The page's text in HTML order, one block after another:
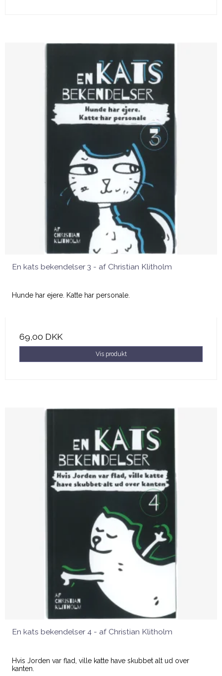
En kats bekendelser 3 - af Christian Klitholm
Hunde har ejere. Katte har personale.
69,00 DKK
Vis produkt
En kats bekendelser 4 - af Christian Klitholm
Hvis Jorden var flad, ville katte have skubbet alt ud over
kanten.